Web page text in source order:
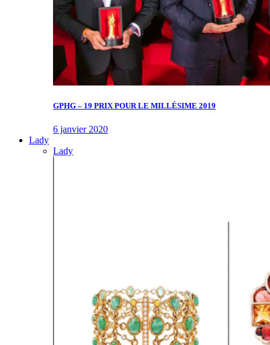
GPHG – 19 PRIX POUR LE MILLÉSIME 2019
6 janvier 2020
Lady
Lady